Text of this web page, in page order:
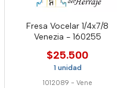
Fresa Vocelar 1/4x7/8
Venezia - 160255
$25.500
1 unidad
1012089 - Vene